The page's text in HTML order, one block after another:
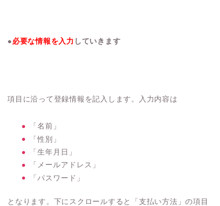
●必要な情報を入力 していきます
項目に沿って登録情報を記入します。入力内容は
「名前」
「性別」
「生年月日」
「メールアドレス」
「パスワード」
となります。下にスクロールすると「支払い方法」の項目